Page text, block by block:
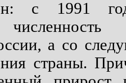
с 1991
а со
страны.